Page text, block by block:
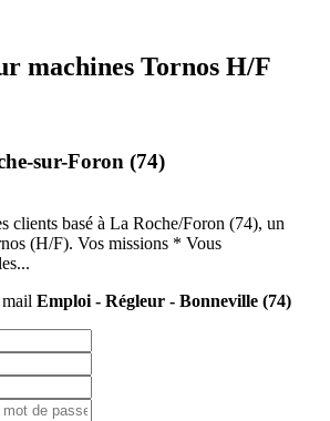
machines Tornos H/F
sur-Foron (74)
clients basé à La Roche/Foron (74), un
(H/F). Vos missions * Vous
Emploi - Régleur - Bonneville (74)